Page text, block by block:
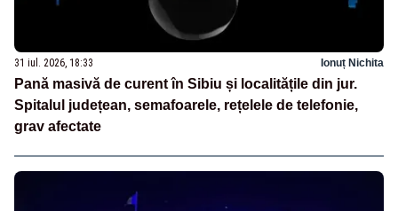
31 iul. 2026, 18:33 Ionuț Nichita
Pană masivă de curent în Sibiu și localitățile din jur.
Spitalul județean, semafoarele, rețelele de telefonie,
grav afectate